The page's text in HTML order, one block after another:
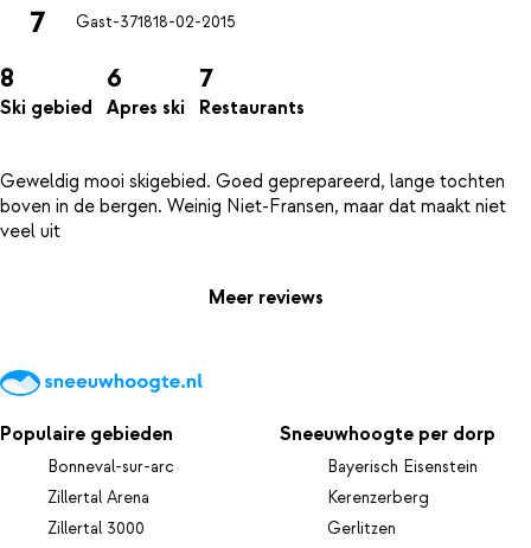
7 Gast-371818-02-2015
8
Ski gebied
6
Apres ski
7
Restaurants
Geweldig mooi skigebied. Goed geprepareerd, lange tochten
boven in de bergen. Weinig Niet-Fransen, maar dat maakt niet
Meer reviews
Populaire gebieden
Bonneval-sur-arc
Zillertal Arena
Zillertal 3000
Sneeuwhoogte per dorp
Bayerisch Eisenstein
Kerenzerberg
Gerlitzen